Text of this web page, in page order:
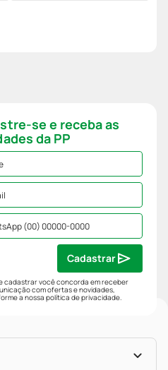
se e receba as
da PP
cadastrar você concorda em receber
com ofertas e novidades,
a nossapolítica de privacidade.
Cadastrar